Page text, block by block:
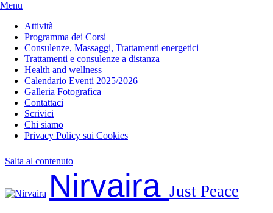
Menu
Attività
Programma dei Corsi
Consulenze, Massaggi, Trattamenti energetici
Trattamenti e consulenze a distanza
Health and wellness
Calendario Eventi 2025/2026
Galleria Fotografica
Contattaci
Scrivici
Chi siamo
Privacy Policy sui Cookies
Salta al contenuto
Nirvaira Just Peace